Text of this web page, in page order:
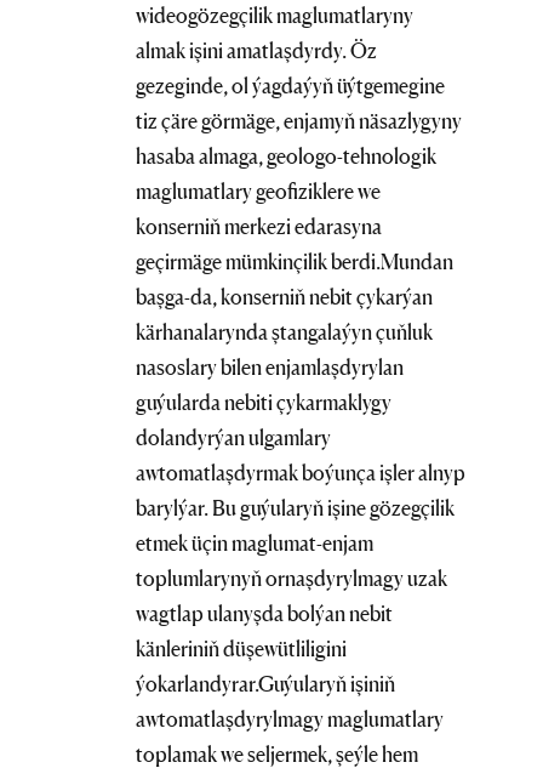
wideogözegçilik maglumatlaryny
almak işini amatlaşdyrdy. Öz
gezeginde, ol ýagdaýyň üýtgemegine
tiz çäre görmäge, enjamyň näsazlygyny
hasaba almaga, geologo-tehnologik
maglumatlary geofiziklere we
konserniň merkezi edarasyna
geçirmäge mümkinçilik berdi.Mundan
başga-da, konserniň nebit çykarýan
kärhanalarynda ştangalaýyn çuňluk
nasoslary bilen enjamlaşdyrylan
guýularda nebiti çykarmaklygy
dolandyrýan ulgamlary
awtomatlaşdyrmak boýunça işler alnyp
barylýar. Bu guýularyň işine gözegçilik
etmek üçin maglumat-enjam
toplumlarynyň ornaşdyrylmagy uzak
wagtlap ulanyşda bolýan nebit
känleriniň düşewütliligini
ýokarlandyrar.Guýularyň işiniň
awtomatlaşdyrylmagy maglumatlary
toplamak we seljermek, şeýle hem